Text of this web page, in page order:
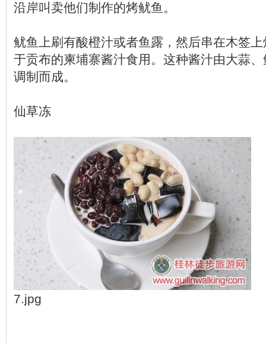
沿岸叫卖他们制作的烤鱿鱼。
鱿鱼上刷有酸橙汁或者鱼露，然后串在木签
于贡布的柬埔寨酱汁食用。这种酱汁由大蒜
调制而成。
仙草冻
7.jpg